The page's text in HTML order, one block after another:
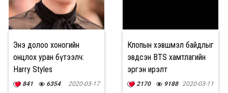
Энэ долоо хоногийн
онцлох уран бүтээлч:
Harry Styles
841 6354 2020-03-17
Кпопын хэвшмэл байдлыг
эвдсэн BTS хамтлагийн
эргэн ирэлт
2170 9188 2020-03-11